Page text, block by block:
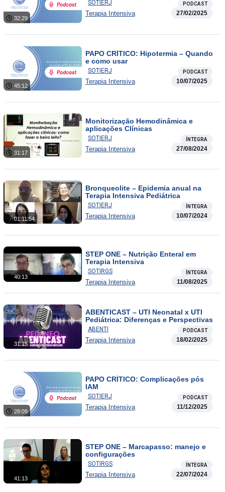
32:29
SOTIERJ PODCAST
Terapia Intensiva 27/02/2025
45:12
PAPO CRÍTICO: Hipotermia – Quando
e como usar
SOTIERJ PODCAST
Terapia Intensiva 10/07/2025
31:17
Monitorização Hemodinâmica e
aplicações Clínicas
SOTIERJ ÍNTEGRA
Terapia Intensiva 27/08/2024
01:11:54
Bronqueolite – Epidemia anual na
Terapia Intensiva Pediátrica
SOTIERJ ÍNTEGRA
Terapia Intensiva 10/07/2024
40:13
STEP ONE – Nutrição Enteral em
Terapia Intensiva
SOTIRGS ÍNTEGRA
Terapia Intensiva 11/08/2025
31:15
ABENTICAST – UTI Neonatal x UTI
Pediátrica: Diferenças e Perspectivas
ABENTI PODCAST
Terapia Intensiva 18/02/2025
28:09
PAPO CRÍTICO: Complicações pós
IAM
SOTIERJ PODCAST
Terapia Intensiva 11/12/2025
41:13
STEP ONE – Marcapasso: manejo e
configurações
SOTIRGS ÍNTEGRA
Terapia Intensiva 22/07/2024